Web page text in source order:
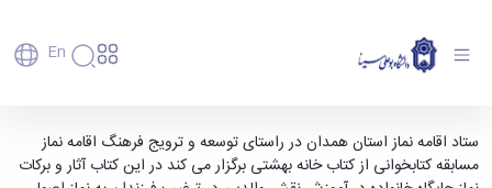
En
دانشگاه
تاریخچه
و
آموزش
پذیرش
کارشناسی
پژوهش
فناوری و
دانشکده‌ها
مسابقه بزرگ کتابخوانی نماز - دانشگاه بوعلی سینا
همدان
ستاد اقامه نماز استان همدان در راستای توسعه و ترویج فرهنگ اقامه نماز
مسابقه کتابخوانی از کتاب خانه بهشتی برگزار می کند در این کتاب آثار و برکات